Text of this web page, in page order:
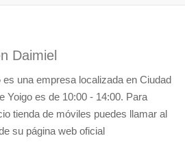
Daimiel
es una empresa localizada en Ciudad
Yoigo es de 10:00 - 14:00. Para
tienda de móviles puedes llamar al
su página web oficial